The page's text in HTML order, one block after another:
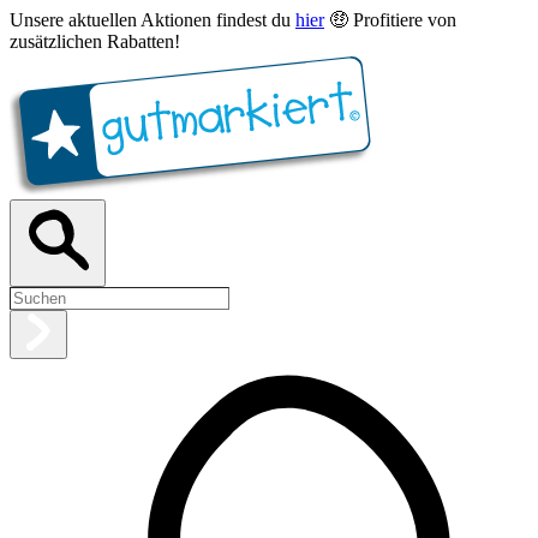
Unsere aktuellen Aktionen findest du hier🤑 Profitiere von
zusätzlichen Rabatten!